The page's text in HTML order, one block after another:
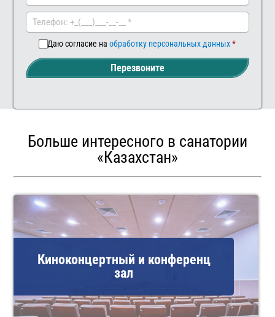
Даю согласие на обработку персональных данных
Перезвоните
Больше интересного в санатории
«Казахстан»
Киноконцертный и конференц
зал